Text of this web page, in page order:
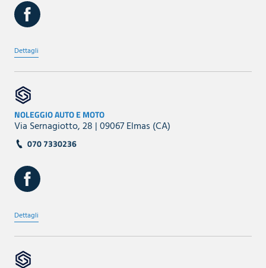
Dettagli
NOLEGGIO AUTO E MOTO
Via Sernagiotto, 28 | 09067 Elmas (CA)
070 7330236
Dettagli